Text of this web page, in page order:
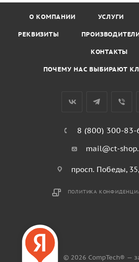
О КОМПАНИИ УСЛУГИ
РЕКВИЗИТЫ
КОНТАКТЫ
ПОЧЕМУ НАС ВЫБИРАЮТ
8 (800) 300-83-
mail@ct-
просп. Победы,
ПОЛИТИКА
© 2026 CompTech® —